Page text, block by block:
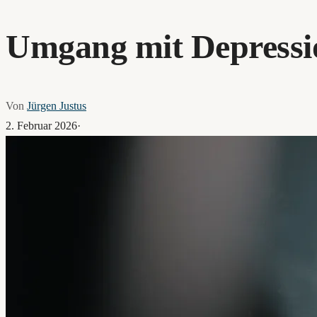
Umgang mit
Von Jürgen Justus
2. Februar 2026·